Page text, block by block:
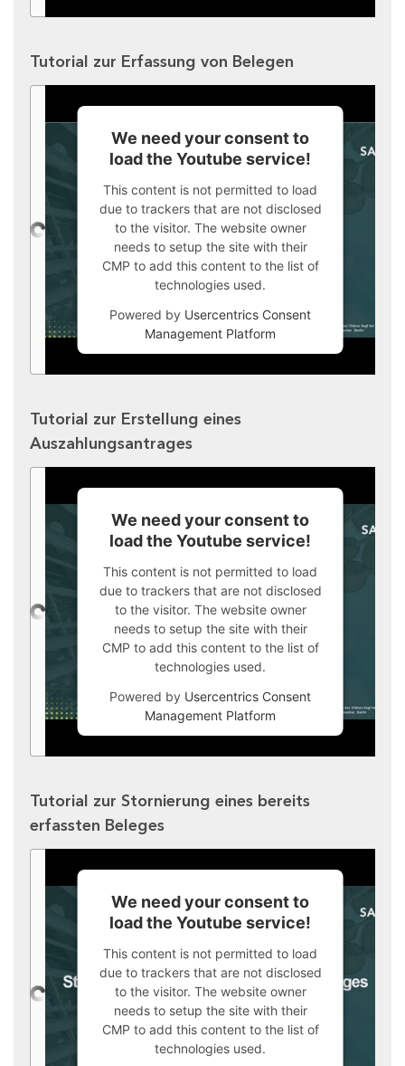
Tutorial zur Erfassung von Belegen
We need your consent to
load the Youtube service!
This content is not permitted to load
due to trackers that are not disclosed
to the visitor. The website owner
needs to setup the site with their
CMP to add this content to the list of
technologies used.
Powered by Usercentrics Consent
Management Platform
Tutorial zur Erstellung eines
Auszahlungsantrages
We need your consent to
load the Youtube service!
This content is not permitted to load
due to trackers that are not disclosed
to the visitor. The website owner
needs to setup the site with their
CMP to add this content to the list of
technologies used.
Powered by Usercentrics Consent
Management Platform
Tutorial zur Stornierung eines bereits
erfassten Beleges
We need your consent to
load the Youtube service!
This content is not permitted to load
due to trackers that are not disclosed
to the visitor. The website owner
needs to setup the site with their
CMP to add this content to the list of
technologies used.